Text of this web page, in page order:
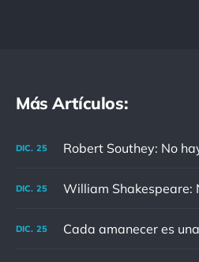
Más Artículos:
DIC. 25
DIC. 25
DIC. 25